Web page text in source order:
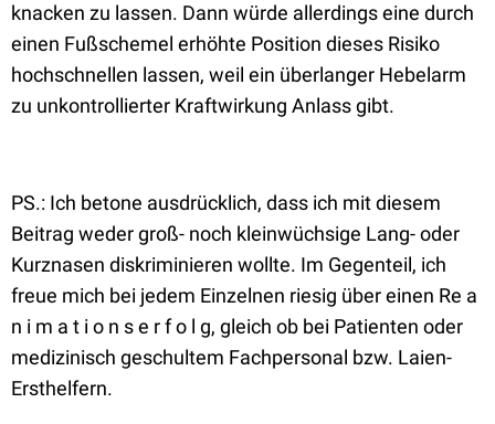
knacken zu lassen. Dann würde allerdings eine durch
einen Fußschemel erhöhte Position dieses Risiko
hochschnellen lassen, weil ein überlanger Hebelarm
zu unkontrollierter Kraftwirkung Anlass gibt.
PS.: Ich betone ausdrücklich, dass ich mit diesem
Beitrag weder groß- noch kleinwüchsige Lang- oder
Kurznasen diskriminieren wollte. Im Gegenteil, ich
freue mich bei jedem Einzelnen riesig über einen Re a
n i m a t i o n s e r f o l g, gleich ob bei Patienten oder
medizinisch geschultem Fachpersonal bzw. Laien-
Ersthelfern.